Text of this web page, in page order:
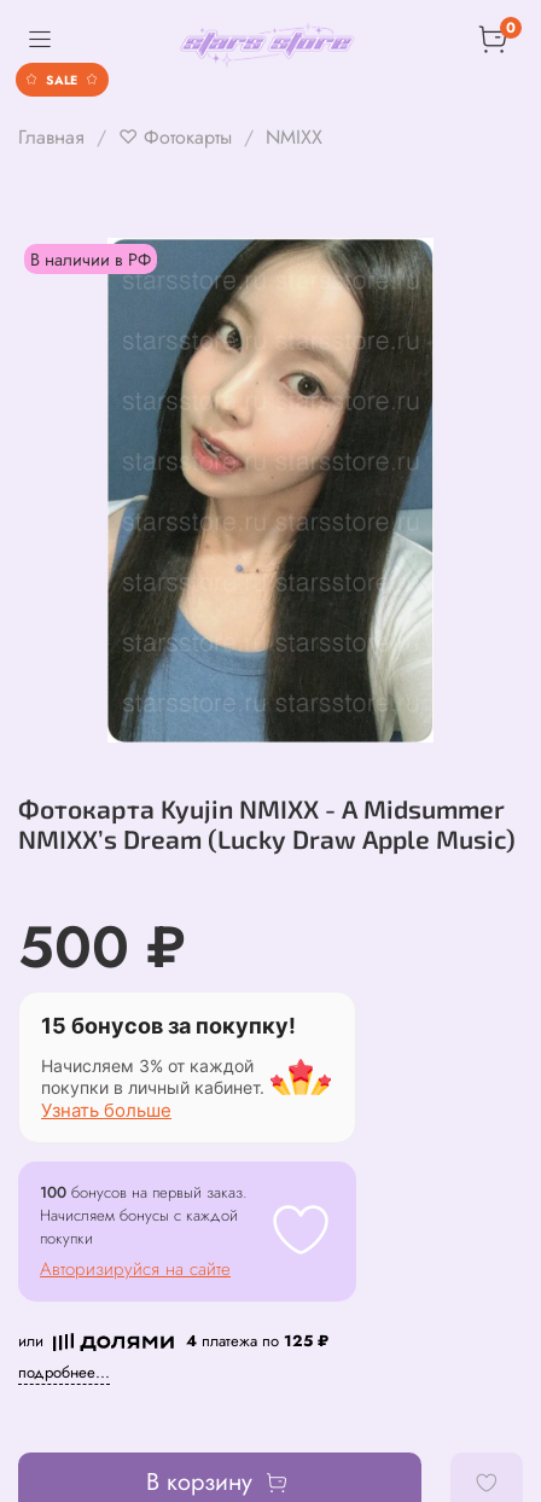
0
Главная ♡ Фотокарты NMIXX
В наличии в РФ
Фотокарта Kyujin NMIXX - A Midsummer
NMIXX’s Dream (Lucky Draw Apple Music)
500 ₽
15 бонусов за покупку!
Начисляем 3% от каждой
покупки в личный кабинет.
Узнать больше
100 бонусов на первый заказ.
Начисляем бонусы с каждой
покупки
Авторизируйся на сайте
или 4 платежа по 125 ₽
подробнее...
В корзину